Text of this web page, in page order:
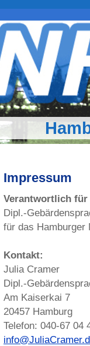
Impressum
Verantwortlich für
Dipl.-
für das Hamburger
Kontakt:
Julia Cramer
Dipl.-
Am Kaiserkai 7
20457 Hamburg
Telefon: 040-67 04